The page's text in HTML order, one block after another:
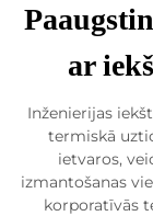
ar
Inženierijas
termiskā
ietvaros,
izmantošanas
korporatīvās